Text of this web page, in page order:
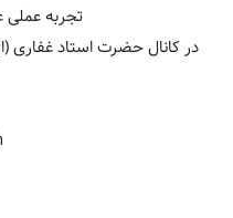
تجربه عملی
در کانال حضرت استاد غفاری